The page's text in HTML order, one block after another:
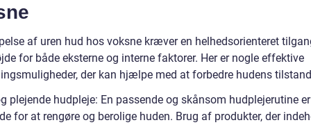
af uren hud hos voksne kræver en helhedsorienteret
for både eksterne og interne faktorer. Her er nogle effektive
der kan hjælpe med at forbedre hudens
plejende hudpleje: En passende og skånsom hudplejerutine er
for at rengøre og berolige huden. Brug af produkter, der